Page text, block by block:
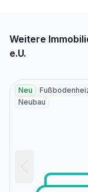
Weitere
e.U.
Neu
Neubau